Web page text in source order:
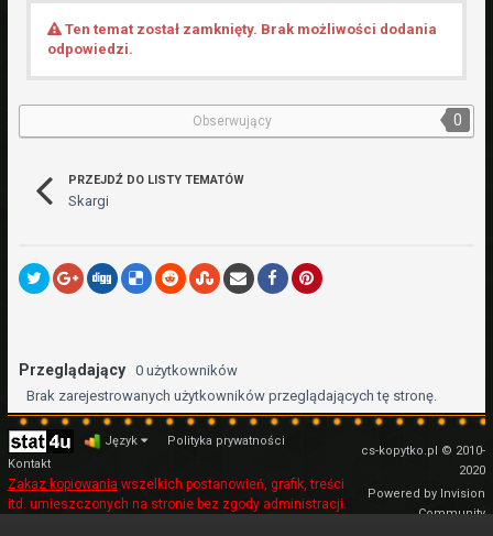
Ten temat został zamknięty. Brak możliwości dodania
odpowiedzi.
Obserwujący 0
PRZEJDŹ DO LISTY TEMATÓW
Skargi
Przeglądający 0 użytkowników
Brak zarejestrowanych użytkowników przeglądających tę stronę.
Język
Polityka prywatności
Kontakt
Zakaz kopiowania wszelkich postanowień, grafik, treści
itd. umieszczonych na stronie bez zgody administracji.
cs-kopytko.pl © 2010-
2020
Powered by Invision
Community